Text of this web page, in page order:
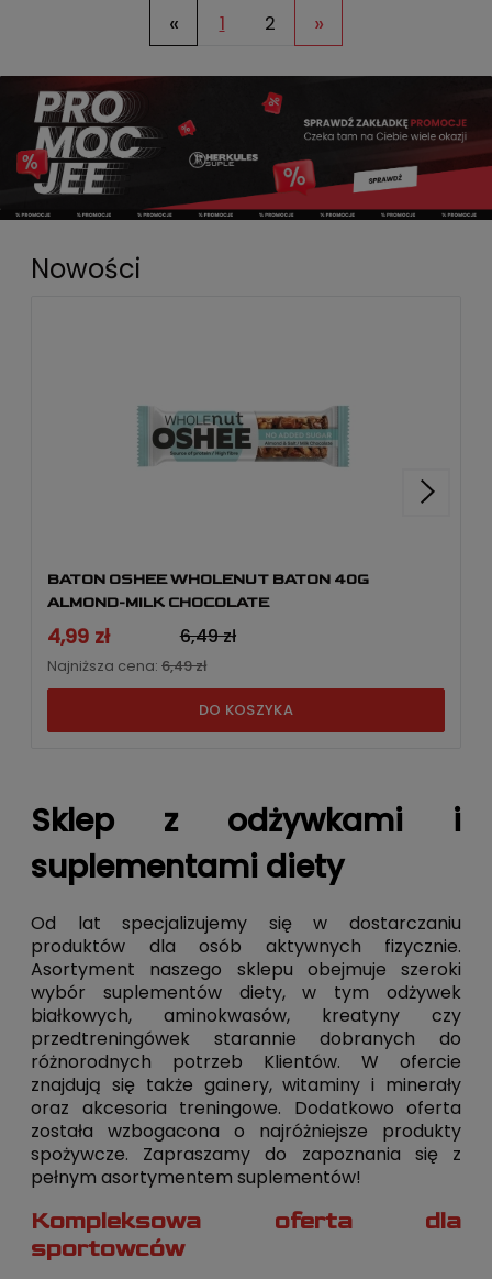
« 1 2 »
Nowości
BATON OSHEE WHOLENUT BATON 40G
ALMOND-MILK CHOCOLATE
4,99 zł 6,49 zł
Najniższa cena: 6,49 zł
DO KOSZYKA
Sklep z odżywkami i
suplementami diety
Od lat specjalizujemy się w dostarczaniu
produktów dla osób aktywnych fizycznie.
Asortyment naszego sklepu obejmuje szeroki
wybór suplementów diety, w tym odżywek
białkowych, aminokwasów, kreatyny czy
przedtreningówek starannie dobranych do
różnorodnych potrzeb Klientów. W ofercie
znajdują się także gainery, witaminy i minerały
oraz akcesoria treningowe. Dodatkowo oferta
została wzbogacona o najróżniejsze produkty
spożywcze. Zapraszamy do zapoznania się z
pełnym asortymentem suplementów!
Kompleksowa oferta dla
sportowców